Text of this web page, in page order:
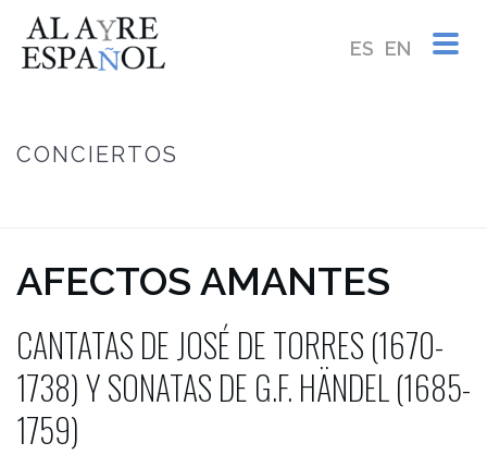
ES EN
CONCIERTOS
AFECTOS AMANTES
CANTATAS DE JOSÉ DE TORRES (1670-
1738) Y SONATAS DE G.F. HÄNDEL (1685-
1759)